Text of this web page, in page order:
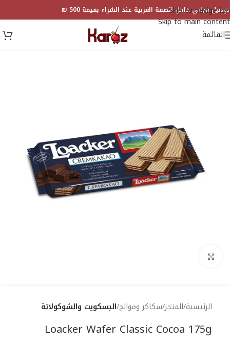
Skip to navigation
Skip to main content
توصيل مجاني داخل الضفة الغربية عند الشراء بقيمة 500 ₪
القائمة
الرئيسية المتجر سكاكر وموالح البسكويت والشوكولاتة
Loacker Wafer Classic Cocoa 175g